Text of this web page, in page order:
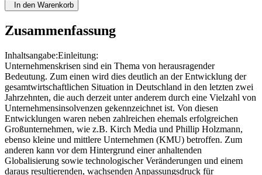
In den Warenkorb
Zusammenfassung
Inhaltsangabe:Einleitung:
Unternehmenskrisen sind ein Thema von herausragender
Bedeutung. Zum einen wird dies deutlich an der Entwicklung der
gesamtwirtschaftlichen Situation in Deutschland in den letzten zwei
Jahrzehnten, die auch derzeit unter anderem durch eine Vielzahl von
Unternehmensinsolvenzen gekennzeichnet ist. Von diesen
Entwicklungen waren neben zahlreichen ehemals erfolgreichen
Großunternehmen, wie z.B. Kirch Media und Phillip Holzmann,
ebenso kleine und mittlere Unternehmen (KMU) betroffen. Zum
anderen kann vor dem Hintergrund einer anhaltenden
Globalisierung sowie technologischer Veränderungen und einem
daraus resultierenden, wachsenden Anpassungsdruck für